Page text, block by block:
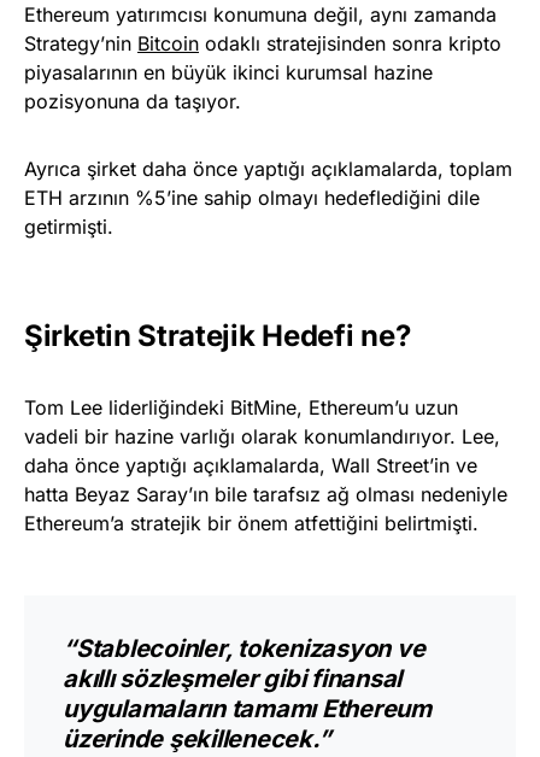
Ethereum yatırımcısı konumuna değil, aynı zamanda
Strategy’nin Bitcoin odaklı stratejisinden sonra kripto
piyasalarının en büyük ikinci kurumsal hazine
pozisyonuna da taşıyor.
Ayrıca şirket daha önce yaptığı açıklamalarda, toplam
ETH arzının %5’ine sahip olmayı hedeflediğini dile
getirmişti.
Şirketin Stratejik Hedefi ne?
Tom Lee liderliğindeki BitMine, Ethereum’u uzun
vadeli bir hazine varlığı olarak konumlandırıyor. Lee,
daha önce yaptığı açıklamalarda, Wall Street’in ve
hatta Beyaz Saray’ın bile tarafsız ağ olması nedeniyle
Ethereum’a stratejik bir önem atfettiğini belirtmişti.
“Stablecoinler, tokenizasyon ve
akıllı sözleşmeler gibi finansal
uygulamaların tamamı Ethereum
üzerinde şekillenecek.”